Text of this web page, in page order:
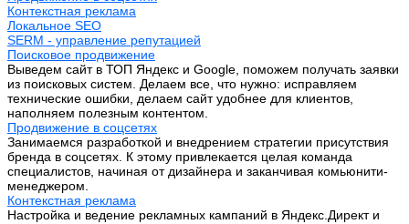
Контекстная реклама
Локальное SEO
SERM - управление репутацией
Поисковое продвижение
Выведем сайт в ТОП Яндекс и Google, поможем получать заявки
из поисковых систем. Делаем все, что нужно: исправляем
технические ошибки, делаем сайт удобнее для клиентов,
наполняем полезным контентом.
Продвижение в соцсетях
Занимаемся разработкой и внедрением стратегии присутствия
бренда в соцсетях. К этому привлекается целая команда
специалистов, начиная от дизайнера и заканчивая комьюнити-
менеджером.
Контекстная реклама
Настройка и ведение рекламных кампаний в Яндекс.Директ и